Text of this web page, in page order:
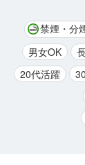
禁煙・分
男女OK
20代活躍